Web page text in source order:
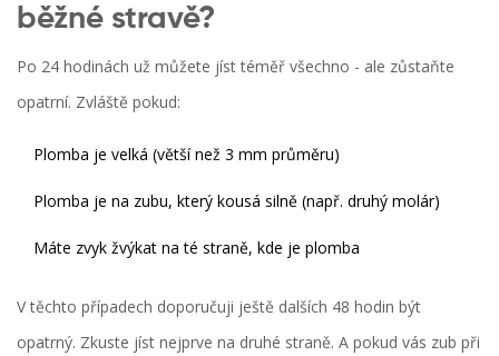
běžné stravě?
Po 24 hodinách už můžete jíst téměř všechno - ale zůstaňte
opatrní. Zvláště pokud:
Plomba je velká (větší než 3 mm průměru)
Plomba je na zubu, který kousá silně (např. druhý molár)
Máte zvyk žvýkat na té straně, kde je plomba
V těchto případech doporučuji ještě dalších 48 hodin být
opatrný. Zkuste jíst nejprve na druhé straně. A pokud vás zub při